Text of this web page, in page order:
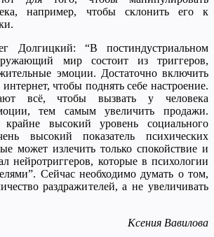
например, чтобы склонить его к
Долгицкий: “В постиндустриальном
мир состоит из триггеров,
эмоции. Достаточно включить
чтобы поднять себе настроение.
всё, чтобы вызвать у человека
тем самым увеличить продажи.
высокий уровень социального
высокий показатель психических
может излечить только спокойствие и
нейротриггеров, которые в психологии
Сейчас необходимо думать о том,
раздражителей, а не увеличивать
Ксения Вавилова